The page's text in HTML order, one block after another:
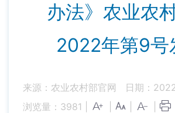
办法》农业农
2022年第9号
来源：农业农村部官网
日期：
浏览量： 3981